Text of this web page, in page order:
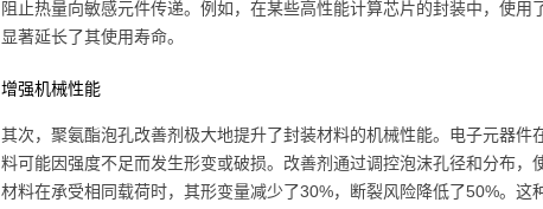
阻止热量向敏感元件传递。例如，在某些高性能计算芯片的封装中，使
显著延长了其使用寿命。
增强机械性能
其次，聚氨酯泡孔改善剂极大地提升了封装材料的机械性能。电子元器
料可能因强度不足而发生形变或破损。改善剂通过调控泡沫孔径和分布
材料在承受相同载荷时，其形变量减少了30%，断裂风险降低了50%。